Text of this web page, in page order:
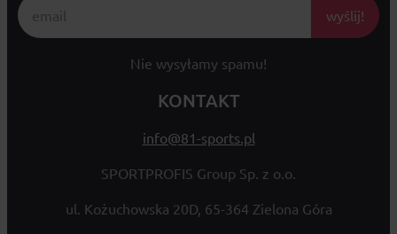
wyślij!
Nie wysyłamy spamu!
KONTAKT
info@81-sports.pl
SPORTPROFIS Group Sp. z o.o.
ul. Kożuchowska 20D, 65-364 Zielona Góra